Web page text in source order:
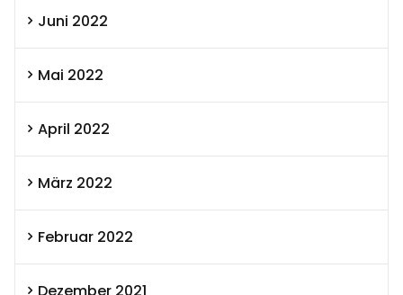
Juni 2022
Mai 2022
April 2022
März 2022
Februar 2022
Dezember 2021